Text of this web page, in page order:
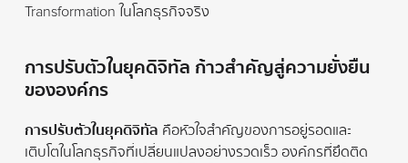
Transformation ในโลกธุรกิจจริง
การปรับตัวในยุคดิจิทัล ก้าวสำคัญสู่ความยั่งยืน
ขององค์กร
การปรับตัวในยุคดิจิทัล คือหัวใจสำคัญของการอยู่รอดและ
เติบโตในโลกธุรกิจที่เปลี่ยนแปลงอย่างรวดเร็ว องค์กรที่ยึดติด